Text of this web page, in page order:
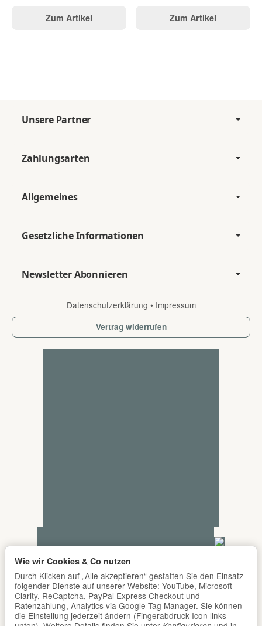
Zum Artikel Zum Artikel
Unsere Partner
Zahlungsarten
Allgemeines
Gesetzliche Informationen
Newsletter Abonnieren
Datenschutzerklärung • Impressum
Vertrag widerrufen
Wie wir Cookies & Co nutzen
Durch Klicken auf „Alle akzeptieren“ gestatten Sie den Einsatz
folgender Dienste auf unserer Website: YouTube, Microsoft
Clarity, ReCaptcha, PayPal Express Checkout und
Ratenzahlung, Analytics via Google Tag Manager. Sie können
die Einstellung jederzeit ändern (Fingerabdruck-Icon links